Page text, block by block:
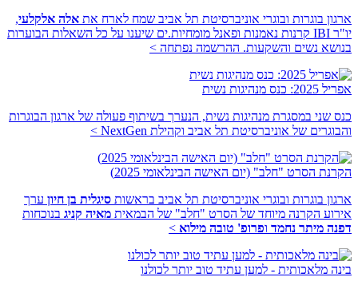
ארגון בוגרות ובוגרי אוניברסיטת תל אביב שמח לארח את אלה אלקלעי,
יו"ר IBI קרנות נאמנות ופאנל מומחיות.ים שיענו על כל השאלות הבוערות
בנושא נשים והשקעות. ההרשמה נפתחה >
אפריל 2025: כנס מנהיגות נשית
כנס שני במסגרת מנהיגות נשית, הנערך בשיתוף פעולה של ארגון הבוגרות
והבוגרים של אוניברסיטת תל אביב וקהילת NextGen
>
הקרנת הסרט "חלב" (יום האישה הבינלאומי 2025)
ארגון בוגרות ובוגרי אוניברסיטת תל אביב בראשות סיגלית בן חיון ערך
אירוע הקרנה מיוחד של הסרט "חלב" של הבמאית מאיה קניג בנוכחות
דפנה מיתר נחמד ופרופ' טובה מילוא >
בינה מלאכותית - למען עתיד טוב יותר לכולנו